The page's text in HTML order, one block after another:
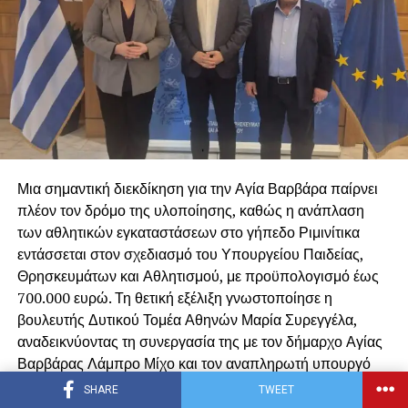
SHARE TWEET
υπάρχει αλληλεγγύη, συνεργασία και αγάπη. Ο Δήμος
μας θα συνεχίσει να βρίσκεται δίπλα στους
πυρόπληκτους, ανθρώπους και ζώα, με όλες του τις
δυνάμεις.
Μια σημαντική διεκδίκηση για την Αγία Βαρβάρα παίρνει
πλέον τον δρόμο της υλοποίησης, καθώς η ανάπλαση
των αθλητικών εγκαταστάσεων στο γήπεδο Ριμινίτικα
εντάσσεται στον σχεδιασμό του Υπουργείου Παιδείας,
Θρησκευμάτων και Αθλητισμού, με προϋπολογισμό έως
700.000 ευρώ. Τη θετική εξέλιξη γνωστοποίησε η
βουλευτής Δυτικού Τομέα Αθηνών Μαρία Συρεγγέλα,
αναδεικνύοντας τη συνεργασία της με τον δήμαρχο Αγίας
Βαρβάρας Λάμπρο Μίχο και τον αναπληρωτή υπουργό
Αθλητισμού Γιάννη Βρούτση.